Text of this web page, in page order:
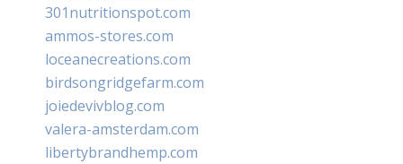
301nutritionspot.com
ammos-stores.com
loceanecreations.com
birdsongridgefarm.com
joiedevivblog.com
valera-amsterdam.com
libertybrandhemp.com